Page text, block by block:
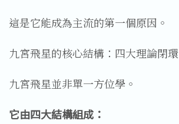
這是它能成為主流的第一個原因。
九宮飛星的核心結構：四大理論閉環
九宮飛星並非單一方位學。
它由四大結構組成：